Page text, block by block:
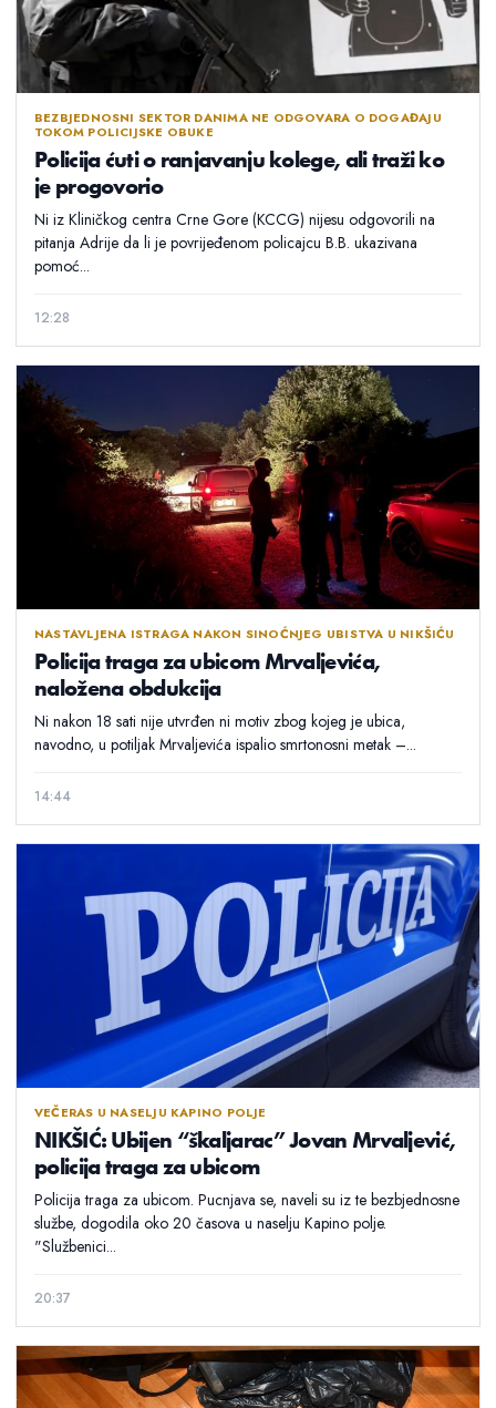
BEZBJEDNOSNI SEKTOR DANIMA NE ODGOVARA O DOGAĐAJU
TOKOM POLICIJSKE OBUKE
Policija ćuti o ranjavanju kolege, ali traži ko
je progovorio
Ni iz Kliničkog centra Crne Gore (KCCG) nijesu odgovorili na
pitanja Adrije da li je povrijeđenom policajcu B.B. ukazivana
pomoć...
12:28
NASTAVLJENA ISTRAGA NAKON SINOĆNJEG UBISTVA U NIKŠIĆU
Policija traga za ubicom Mrvaljevića,
naložena obdukcija
Ni nakon 18 sati nije utvrđen ni motiv zbog kojeg je ubica,
navodno, u potiljak Mrvaljevića ispalio smrtonosni metak –...
14:44
VEČERAS U NASELJU KAPINO POLJE
NIKŠIĆ: Ubijen “škaljarac” Jovan Mrvaljević,
policija traga za ubicom
Policija traga za ubicom. Pucnjava se, naveli su iz te bezbjednosne
službe, dogodila oko 20 časova u naselju Kapino polje.
"Službenici...
20:37